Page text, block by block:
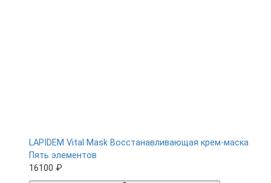
LAPIDEM Vital Mask Восстанавливающая крем-маска
Пять элементов
16100 ₽